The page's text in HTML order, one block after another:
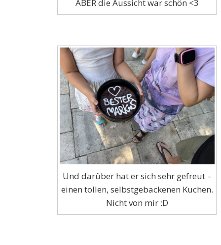
ABER die Aussicht war schön <3
Und darüber hat er sich sehr gefreut –
einen tollen, selbstgebackenen Kuchen.
Nicht von mir :D